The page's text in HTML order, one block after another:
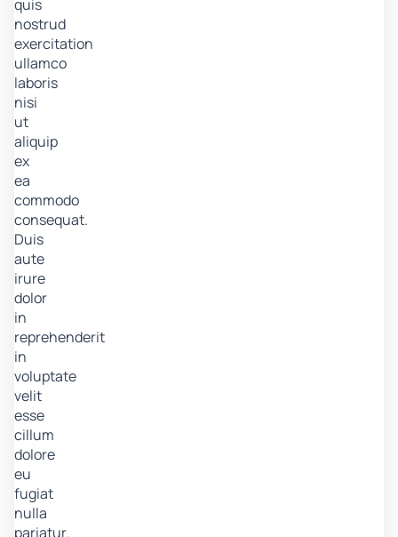
quis
nostrud
exercitation
ullamco
laboris
nisi
ut
aliquip
ex
ea
commodo
consequat.
Duis
aute
irure
dolor
in
reprehenderit
in
voluptate
velit
esse
cillum
dolore
eu
fugiat
nulla
pariatur.